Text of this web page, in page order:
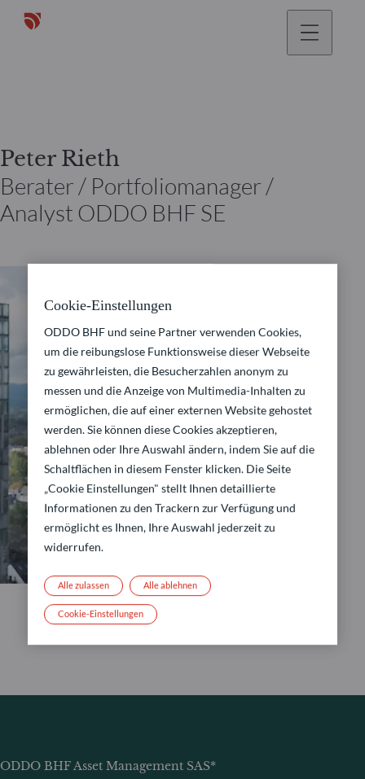
Peter Rieth
Berater / Portfoliomanager /
Analyst ODDO BHF SE
ODDO BHF Asset Management SAS*
Cookie-Einstellungen
ODDO BHF und seine Partner verwenden Cookies,
um die reibungslose Funktionsweise dieser Webseite
zu gewährleisten, die Besucherzahlen anonym zu
messen und die Anzeige von Multimedia-Inhalten zu
ermöglichen, die auf einer externen Website gehostet
werden. Sie können diese Cookies akzeptieren,
ablehnen oder Ihre Auswahl ändern, indem Sie auf die
Schaltflächen in diesem Fenster klicken. Die Seite
„Cookie Einstellungen" stellt Ihnen detaillierte
Informationen zu den Trackern zur Verfügung und
ermöglicht es Ihnen, Ihre Auswahl jederzeit zu
widerrufen.
Alle ablehnen
Alle zulassen
Cookie-Einstellungen